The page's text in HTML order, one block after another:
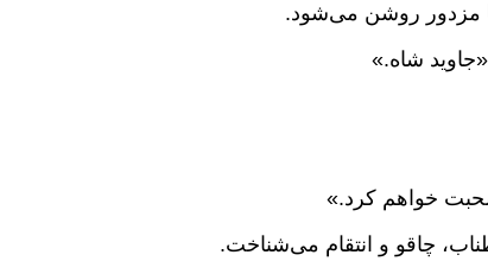
مزدور روشن می‌شود.
شاه.»
خواهم کرد.»
چاقو و انتقام می‌شناخت.